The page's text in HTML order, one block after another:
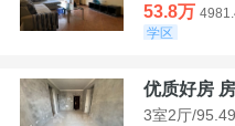
53.8万
学区
优质好房
3室2厅/